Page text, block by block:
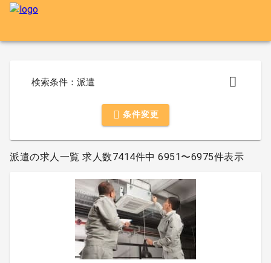
検索条件：派遣
条件変更
派遣の求人一覧 求人数7414件中 6951〜6975件表示